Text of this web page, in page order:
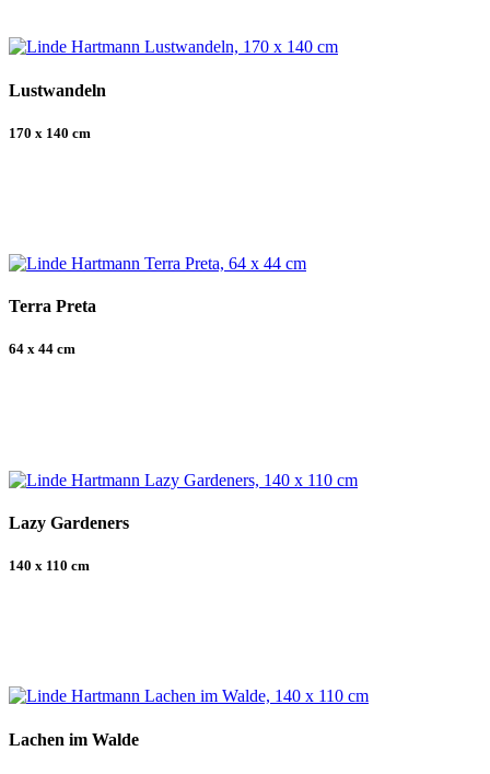
Lustwandeln
170 x 140 cm
Terra Preta
64 x 44 cm
Lazy Gardeners
140 x 110 cm
Lachen im Walde